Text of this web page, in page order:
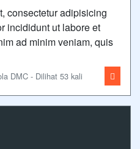
consectetur adipisicing
incididunt ut labore et
ad minim veniam, quis
DMC - Dilihat 53 kali